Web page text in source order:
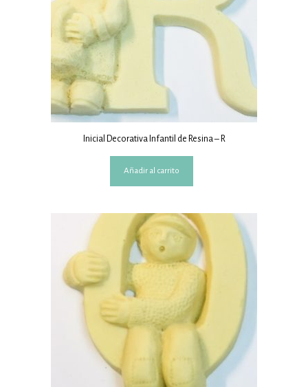
Inicial Decorativa Infantil de Resina – R
Añadir al carrito